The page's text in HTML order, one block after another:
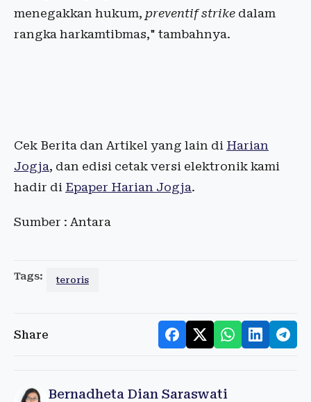
menegakkan hukum, preventif strike dalam
rangka harkamtibmas," tambahnya.
Cek Berita dan Artikel yang lain di Harian
Jogja, dan edisi cetak versi elektronik kami
hadir di Epaper Harian Jogja.
Sumber : Antara
Tags: teroris
Share
Bernadheta Dian Saraswati